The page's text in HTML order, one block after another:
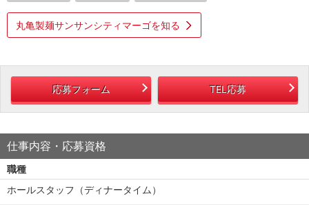
丸亀製麺サンサンシティマーゴを知る
応募フォーム TEL応募
仕事内容・応募資格
職種
ホールスタッフ（ディナータイム）